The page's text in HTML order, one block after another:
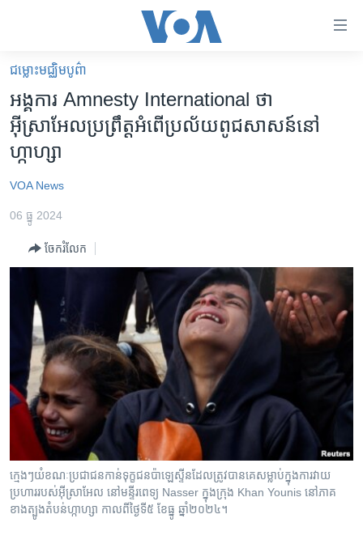
គេហទំព័រ​
ទាក់ទង
រំលង​
និង​
ចូល​
ទំព័រ​
ព័ត៌មាន​​
រំលង​
សម្ព័ន្ធ​
រំលង​
ទៅ​
កាន់​
ទំព័រ​
អន្តរជាតិ
កម្ពុជាច្នៃប្រតិដ្ឋ
ព្រឹត្តិការណ៍ព័ត៌មាន
វិទ្យុ / ផតខាសថ៍
កម្មវិធីទាំងអស់
Khmer English
បណ្តាញ​សង្គម
ភាសា
ជម្លោះមជ្ឈិមបូព៌ា
អង្គការ Amnesty International ថា
អ៊ីស្រាអែល​ប្រព្រឹត្ត​អំពើ​ប្រល័យ​ពូជសាសន៍​នៅ​
ហ្កាហ្សា
VOA News
06 ធ្នូ 2024
ចែករំលែក
ក្មេងៗ​យំ​ខណៈ​ប្រជាជន​កាន់​ទុក្ខ​ជន​ប៉ាឡេស្ទីន​ដែល​ត្រូវ​បាន​គេ​សម្លាប់​ក្នុង​ការ​វាយ​
ប្រហារ​របស់​អ៊ីស្រាអែល នៅ​មន្ទីរពេទ្យ Nasser ក្នុង​ក្រុង Khan Younis នៅ​ភាគ​
ខាង​ត្បូង​តំបន់ហ្កាហ្សា កាលពី​ថ្ងៃទី៥ ខែធ្នូ ឆ្នាំ២០២៤។